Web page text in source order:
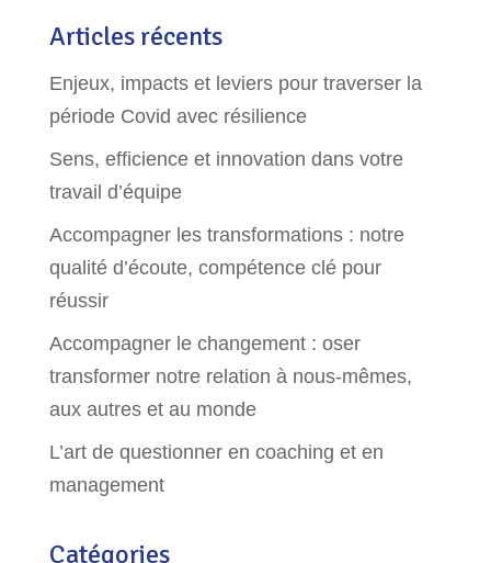
Articles récents
Enjeux, impacts et leviers pour traverser la
période Covid avec résilience
Sens, efficience et innovation dans votre
travail d’équipe
Accompagner les transformations : notre
qualité d’écoute, compétence clé pour
réussir
Accompagner le changement : oser
transformer notre relation à nous-mêmes,
aux autres et au monde
L’art de questionner en coaching et en
management
Catégories